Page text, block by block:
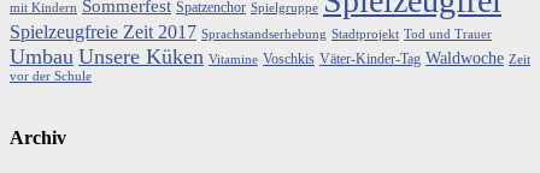
mit Kindern Sommerfest Spatzenchor Spielgruppe
Spielzeugfreie Zeit 2017 Sprachstandserhebung Stadtprojekt Tod und Trauer
Umbau Unsere Küken Vitamine Voschkis Väter-Kinder-Tag Waldwoche Zeit
vor der Schule
Archiv